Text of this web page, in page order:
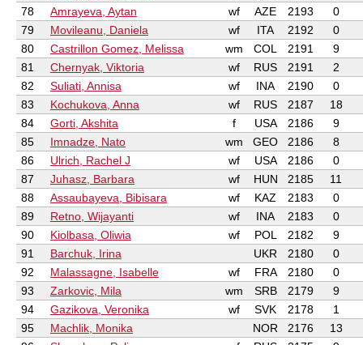
78
Amrayeva, Aytan wf AZE 2193
0
79
Movileanu, Daniela wf ITA 2192
0
80
Castrillon Gomez, Melissa wm COL 2191
9
81
Chernyak, Viktoria wf RUS 2191
2
82
Suliati, Annisa wf INA 2190
0
83
Kochukova, Anna wf RUS 2187
18
84
Gorti, Akshita f USA 2186
9
85
Imnadze, Nato wm GEO 2186
8
86
Ulrich, Rachel J wf USA 2186
0
87
Juhasz, Barbara wf HUN 2185
11
88
Assaubayeva, Bibisara wf KAZ 2183
0
89
Retno, Wijayanti wf INA 2183
0
90
Kiolbasa, Oliwia wf POL 2182
9
91
Barchuk, Irina UKR 2180
0
92
Malassagne, Isabelle wf FRA 2180
0
93
Zarkovic, Mila wm SRB 2179
9
94
Gazikova, Veronika wf SVK 2178
1
95
Machlik, Monika NOR 2176
13